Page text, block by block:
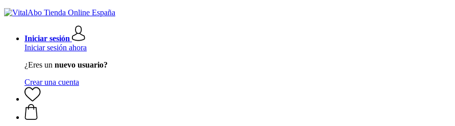
Iniciar sesión
Iniciar sesión ahora
¿Eres un nuevo usuario?
Crear una cuenta